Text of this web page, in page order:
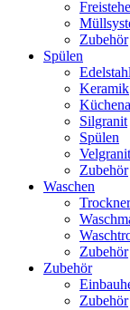
Zubehör
Spülen
Keramik
Silgranit
Spülen
Velgranit
Zubehör
Waschen
Trockner
Zubehör
Zubehör
Zubehör